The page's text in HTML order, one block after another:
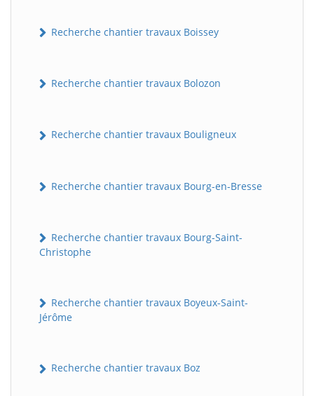
Recherche chantier travaux Boissey
Recherche chantier travaux Bolozon
Recherche chantier travaux Bouligneux
Recherche chantier travaux Bourg-en-Bresse
Recherche chantier travaux Bourg-Saint-
Christophe
Recherche chantier travaux Boyeux-Saint-
Jérôme
Recherche chantier travaux Boz